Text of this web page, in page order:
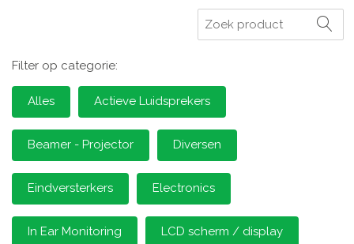
Zoeken
Filter op categorie:
Alles Actieve Luidsprekers
Beamer - Projector Diversen
Eindversterkers Electronics
In Ear Monitoring LCD scherm / display